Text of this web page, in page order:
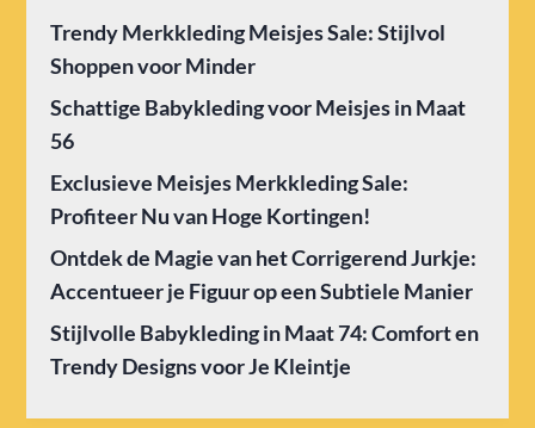
Trendy Merkkleding Meisjes Sale: Stijlvol
Shoppen voor Minder
Schattige Babykleding voor Meisjes in Maat
56
Exclusieve Meisjes Merkkleding Sale:
Profiteer Nu van Hoge Kortingen!
Ontdek de Magie van het Corrigerend Jurkje:
Accentueer je Figuur op een Subtiele Manier
Stijlvolle Babykleding in Maat 74: Comfort en
Trendy Designs voor Je Kleintje